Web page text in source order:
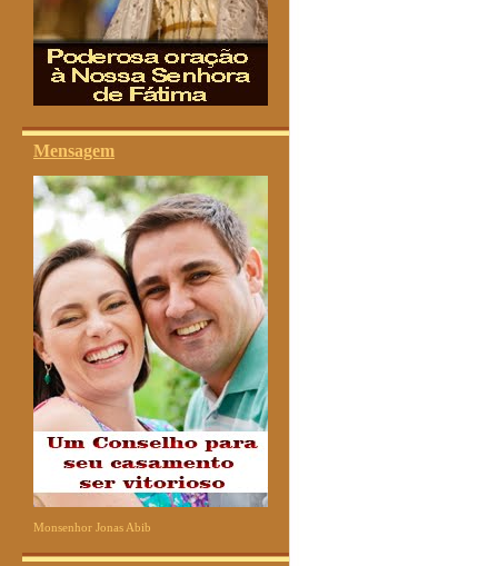
Mensagem
Monsenhor Jonas Abib